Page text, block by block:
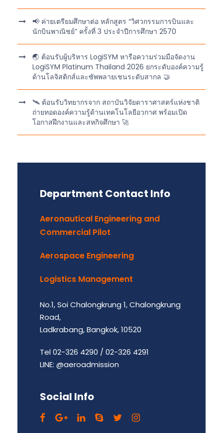
📢 ค่ายเตรียมศึกษาต่อ หลักสูตร “วิศวกรรมการบินและ
นักบินพาณิชย์” ครั้งที่ 3 ประจำปีการศึกษา 2570
🌏 ต้อนรับผู้บริหาร LogiSYM หารือความร่วมมือจัดงาน
LogiSYM Platinum Thailand 2026 ยกระดับองค์ความรู้
ด้านโลจิสติกส์และซัพพลายเชนระดับสากล 🤝
🛰️ ต้อนรับวิทยากรจาก สถาบันวิจัยดาราศาสตร์แห่งชาติ
ถ่ายทอดองค์ความรู้ด้านเทคโนโลยีอวกาศ พร้อมเปิด
โอกาสฝึกงานและสหกิจศึกษา 🚀
Department Contact Info
Aeronautical Engineering and
Commercial Pilot
Aerospace Engineering
Logistics Management
No.1, Soi Chalongkrung 1, Chalongkrung
Road,
Ladkrabang, Bangkok, 10520
Tel 02-326 4290 / 02-326 4291
LINE: @aeroadmission
Social Info